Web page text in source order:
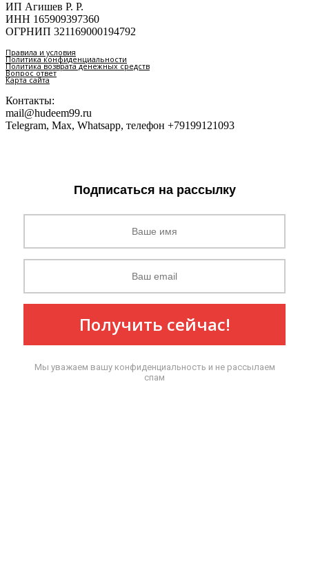
ИП Агишев Р. Р.
ИНН 165909397360
ОГРНИП 321169000194792
Правила и условия
Политика конфиденциальности
Политика возврата денежных средств
Вопрос ответ
Карта сайта
Контакты:
mail@hudeem99.ru
Telegram, Max, Whatsapp, телефон +79199121093
Подписаться на рассылку
Получить сейчас!
Мы уважаем вашу конфиденциальность и не рассылаем
спам